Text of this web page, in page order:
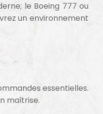
le Boeing 777 ou
un environnement
essentielles.
maîtrise.